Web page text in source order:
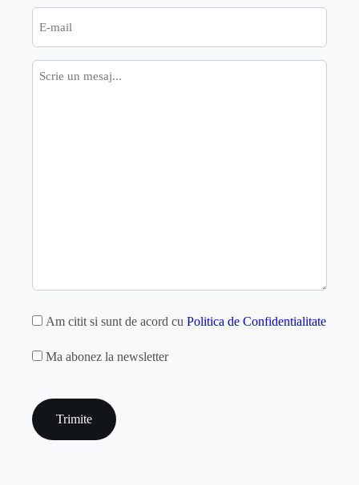
Mesaj
GDPR
Am citit si sunt de acord cu Politica de Confidentialitate
MAILCHIMP
Ma abonez la newsletter